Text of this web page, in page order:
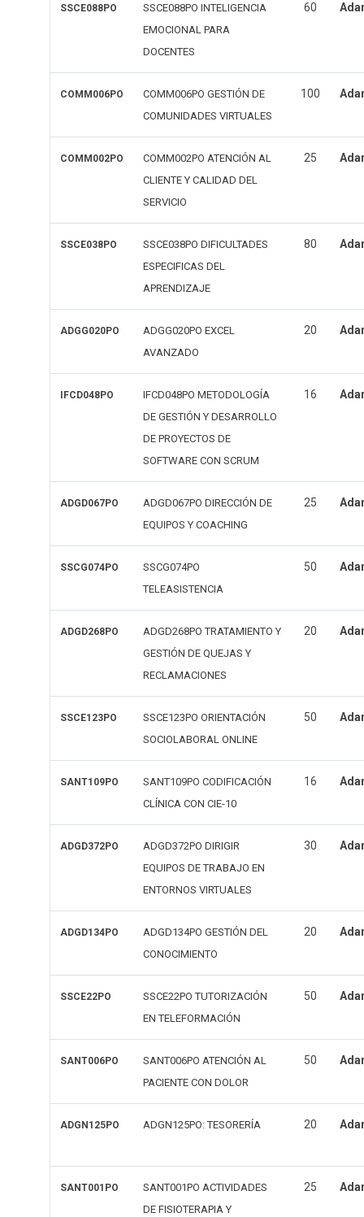
SSCE088PO
SSCE088PO INTELIGENCIA
EMOCIONAL PARA
DOCENTES
60
COMM006PO
COMM006PO GESTIÓN DE
COMUNIDADES VIRTUALES
100
COMM002PO
COMM002PO ATENCIÓN AL
CLIENTE Y CALIDAD DEL
SERVICIO
25
SSCE038PO
SSCE038PO DIFICULTADES
ESPECIFICAS DEL
APRENDIZAJE
80
ADGG020PO
ADGG020PO EXCEL
AVANZADO
20
IFCD048PO
IFCD048PO METODOLOGÍA
DE GESTIÓN Y DESARROLLO
DE PROYECTOS DE
SOFTWARE CON SCRUM
16
ADGD067PO
ADGD067PO DIRECCIÓN DE
EQUIPOS Y COACHING
25
SSCG074PO
SSCG074PO
TELEASISTENCIA
50
ADGD268PO
ADGD268PO TRATAMIENTO Y
GESTIÓN DE QUEJAS Y
RECLAMACIONES
20
SSCE123PO
SSCE123PO ORIENTACIÓN
SOCIOLABORAL ONLINE
50
SANT109PO
SANT109PO CODIFICACIÓN
CLÍNICA CON CIE-10
16
ADGD372PO
ADGD372PO DIRIGIR
EQUIPOS DE TRABAJO EN
ENTORNOS VIRTUALES
30
ADGD134PO
ADGD134PO GESTIÓN DEL
CONOCIMIENTO
20
SSCE22PO
SSCE22PO TUTORIZACIÓN
EN TELEFORMACIÓN
50
SANT006PO
SANT006PO ATENCIÓN AL
PACIENTE CON DOLOR
50
ADGN125PO ADGN125PO: TESORERÍA 20
SANT001PO
SANT001PO ACTIVIDADES
DE FISIOTERAPIA Y
25